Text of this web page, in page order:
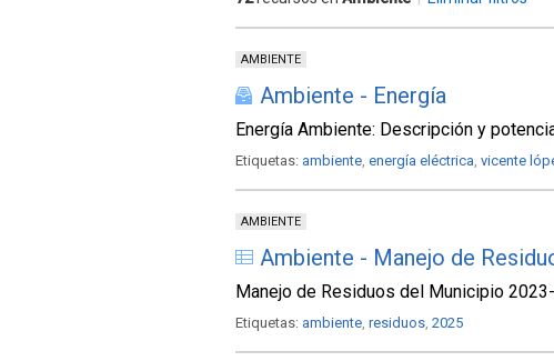
AMBIENTE
Ambiente - Energía
Energía Ambiente: Descripción y
Etiquetas: ambiente, energía eléctrica, vicente
AMBIENTE
Ambiente - Manejo de
Manejo de Residuos del Municipio
Etiquetas: ambiente, residuos, 2025